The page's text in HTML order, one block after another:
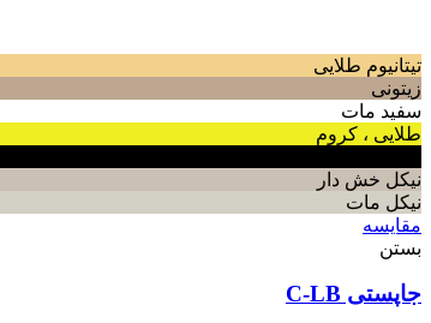
تیتانیوم طلایی
زیتونی
سفید مات
طلایی ، کروم
نیکل خش دار
نیکل مات
مقایسه
بستن
جاپستی C-LB